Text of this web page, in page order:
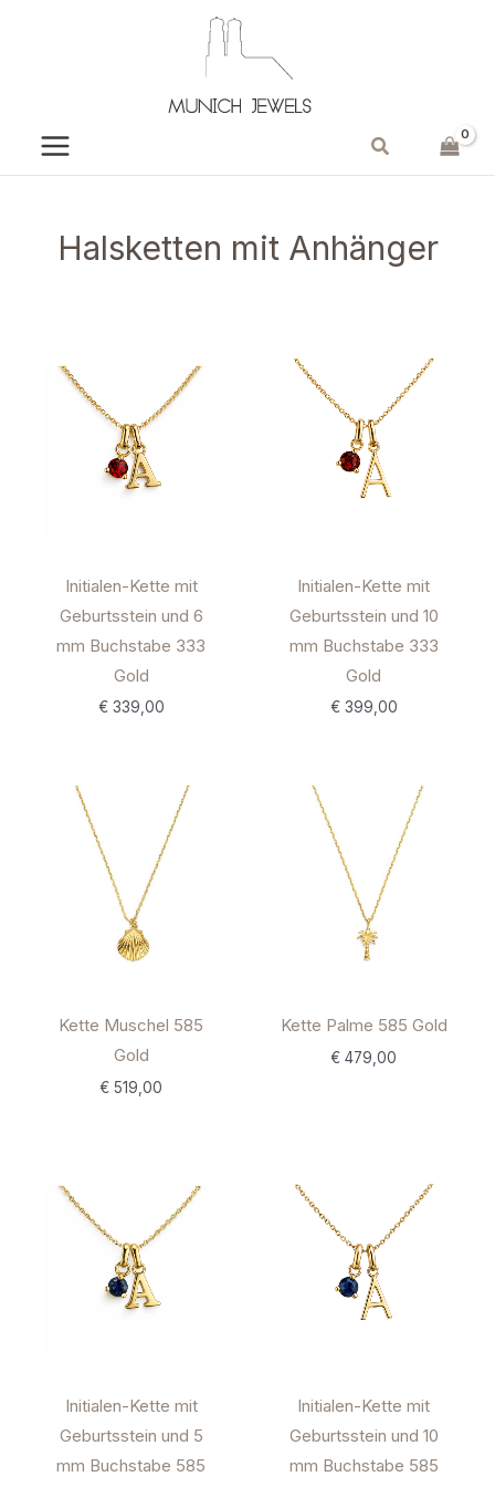
Suchen
Halsketten mit Anhänger
Initialen-Kette mit
Geburtsstein und 6
mm Buchstabe 333
Gold
€339,00
Initialen-Kette mit
Geburtsstein und 10
mm Buchstabe 333
Gold
€399,00
Kette Muschel 585
Gold
€ 519,00
Kette Palme 585 Gold
€ 479,00
Initialen-Kette mit
Geburtsstein und 5
mm Buchstabe 585
Initialen-Kette mit
Geburtsstein und 10
mm Buchstabe 585